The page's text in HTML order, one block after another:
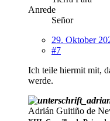
Anrede
Señor
29. Oktober
#7
Ich teile hiermit mit,
werde.
Adrián Guitiño de